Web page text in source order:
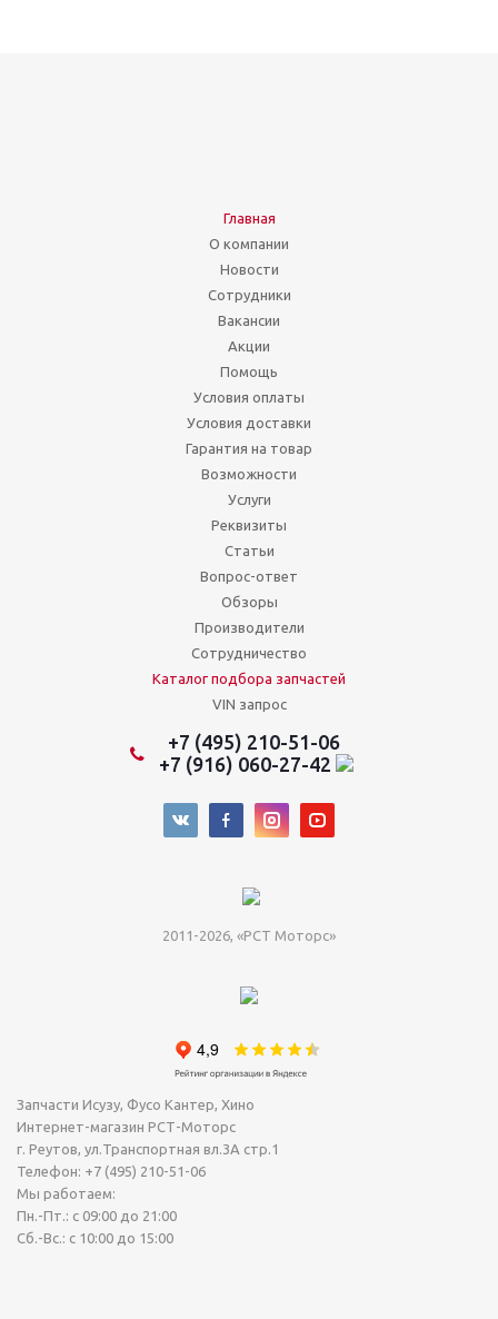
Главная
О компании
Новости
Сотрудники
Вакансии
Акции
Помощь
Условия оплаты
Условия доставки
Гарантия на товар
Возможности
Услуги
Реквизиты
Статьи
Вопрос-ответ
Обзоры
Производители
Сотрудничество
Каталог подбора запчастей
VIN запрос
+7 (495) 210-51-06
+7 (916) 060-27-42
2011-2026, «РСТ Моторс»
Запчасти Исузу, Фусо Кантер, Хино
Интернет-магазин РСТ-Моторс
г. Реутов, ул.Транспортная вл.3А стр.1
Телефон: +7 (495) 210-51-06
Мы работаем:
Пн.-Пт.: с 09:00 до 21:00
Сб.-Вс.: с 10:00 до 15:00